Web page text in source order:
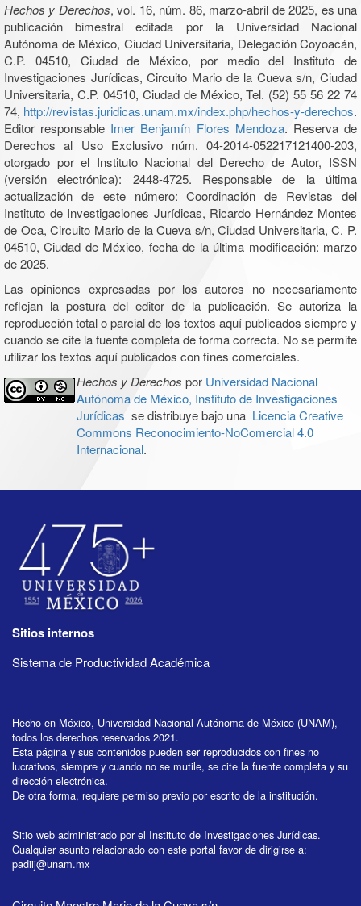
Hechos y Derechos, vol. 16, núm. 86, marzo-abril de 2025, es una
publicación bimestral editada por la Universidad Nacional
Autónoma de México, Ciudad Universitaria, Delegación Coyoacán,
C.P. 04510, Ciudad de México, por medio del Instituto de
Investigaciones Jurídicas, Circuito Mario de la Cueva s/n, Ciudad
Universitaria, C.P. 04510, Ciudad de México, Tel. (52) 55 56 22 74
74, http://revistas.juridicas.unam.mx/index.php/hechos-y-derechos.
Editor responsable Imer Benjamín Flores Mendoza. Reserva de
Derechos al Uso Exclusivo núm. 04-2014-052217121400-203,
otorgado por el Instituto Nacional del Derecho de Autor, ISSN
(versión electrónica): 2448-4725. Responsable de la última
actualización de este número: Coordinación de Revistas del
Instituto de Investigaciones Jurídicas, Ricardo Hernández Montes
de Oca, Circuito Mario de la Cueva s/n, Ciudad Universitaria, C. P.
04510, Ciudad de México, fecha de la última modificación: marzo
de 2025.
Las opiniones expresadas por los autores no necesariamente
reflejan la postura del editor de la publicación. Se autoriza la
reproducción total o parcial de los textos aquí publicados siempre y
cuando se cite la fuente completa de forma correcta. No se permite
utilizar los textos aquí publicados con fines comerciales.
Hechos y Derechos por Universidad Nacional
Autónoma de México, Instituto de Investigaciones
Jurídicas se distribuye bajo una Licencia Creative
Commons Reconocimiento-NoComercial 4.0
Internacional.
Sitios internos
Sistema de Productividad Académica
Hecho en México, Universidad Nacional Autónoma de México (UNAM),
todos los derechos reservados 2021.
Esta página y sus contenidos pueden ser reproducidos con fines no
lucrativos, siempre y cuando no se mutile, se cite la fuente completa y su
dirección electrónica.
De otra forma, requiere permiso previo por escrito de la institución.
Sitio web administrado por el Instituto de Investigaciones Jurídicas.
Cualquier asunto relacionado con este portal favor de dirigirse a:
padiij@unam.mx